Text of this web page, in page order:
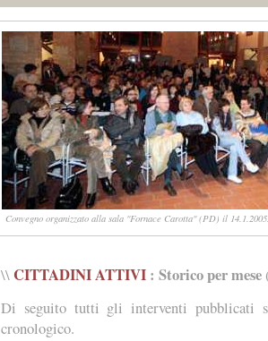
Convegno organizzato alla sala "Fornace Carotta" (PD) il
\\ CITTADINI ATTIVI : Storico per mese
Di seguito tutti gli interventi pubblicati
cronologico.